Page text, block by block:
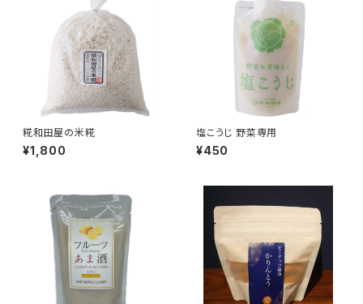
糀和田屋の米糀
¥1,800
塩こうじ 野菜専用
¥450